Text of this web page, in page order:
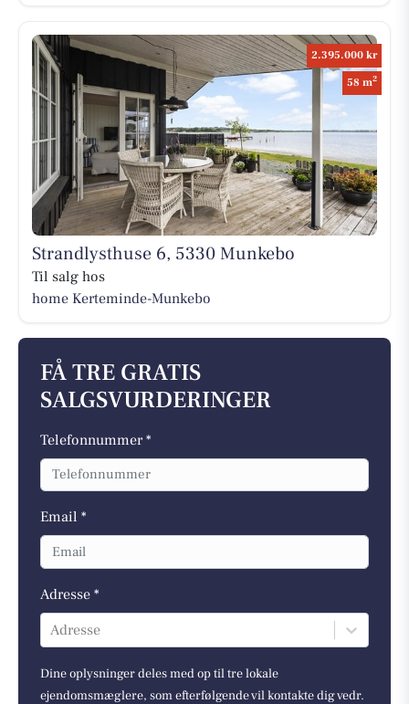
2.395.000 kr
58 m2
Strandlysthuse 6, 5330 Munkebo
Til salg hos
home Kerteminde-Munkebo
FÅ TRE GRATIS
SALGSVURDERINGER
Telefonnummer *
Email *
Adresse *
Adresse
Dine oplysninger deles med op til tre lokale
ejendomsmæglere, som efterfølgende vil kontakte dig vedr.